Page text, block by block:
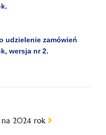
udzielenie zamówień
wersja nr 2.
na 2024 rok